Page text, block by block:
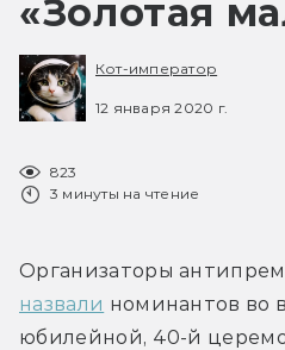
«Золотая
Кот-император
12 января 2020 г.
823
3 минуты на чтение
назвали номинантов во
юбилейной, 40-й